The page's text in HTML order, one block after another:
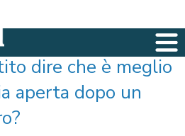
soffro molto di
dire che è meglio
aperta dopo un